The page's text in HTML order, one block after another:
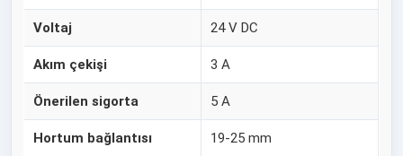
Voltaj 24 V DC
Akım çekişi 3 A
Önerilen sigorta 5 A
Hortum bağlantısı 19-25 mm